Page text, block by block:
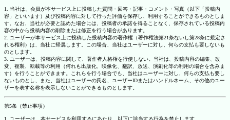
1. 当社は、会員が本サービス上に投稿した質問・回答・記事・コメント・写真（以下「投稿内
容」といいます）及び投稿内容に対して行った評価を保存し、利用することができるものとしま
す。なお、当社が必要と認めた場合には、投稿者の承諾を得ることなく、保存されている投稿内
容の中から投稿内容の削除または修正を行う場合があります。
2. ユーザーが本サービス上に投稿した投稿内容の著作権（著作権法第21条ないし第28条に規定さ
れる権利）は、当社に帰属します。この場合、当社はユーザーに対し、何らの支払も要しないも
のとします。
3. ユーザーは、投稿内容に関して、著作者人格権を行使しない。当社は、投稿内容の編集、改
変、複製、転載等の利用（何れも出版化、映像化、翻訳、放送、演劇化等の利用の場合を含みま
す）を行うことができます。これらを行う場合でも、当社はユーザーに対し、何らの支払も要し
ないものとし、また、当社はユーザーの氏名、ユーザーIDまたはハンドルネーム、その他のユー
ザーを表す名称を表示しないことができるものとします。
第5条（禁止事項）
1. ユーザーは、本サービスを利用するにあたり、以下に該当する行為を禁止します。